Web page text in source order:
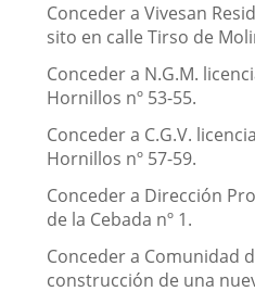
Conceder a Vivesan
sito en calle Tirso de
Conceder a N.G.M.
Hornillos nº 53-55.
Conceder a C.G.V.
Hornillos nº 57-59.
Conceder a Dirección
de la Cebada nº 1.
Conceder a Comunidad
construcción de una